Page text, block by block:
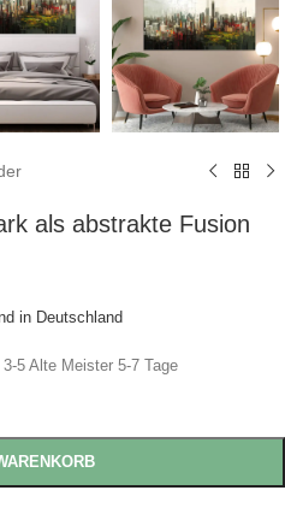
als abstrakte Fusion
in Deutschland
5 Alte Meister 5-7 Tage